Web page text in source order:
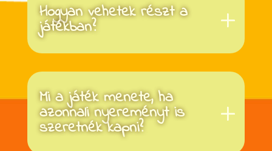
Hogyan vehetek részt a
játékban?
Mi a játék menete, ha
azonnali nyereményt is
szeretnék kapni?